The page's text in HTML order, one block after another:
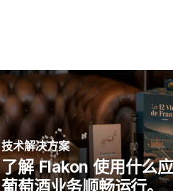
技术解决方案
了解 Flakon 使用什么
葡萄酒业务顺畅运行。